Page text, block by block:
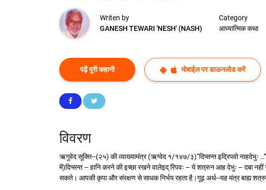
Writen by
GANESH TEWARI 'NESH' (NASH)
Category
आध्यात्मिक कथा
पढ़ें पूरी कहानी मोबाईल पर डाऊनलोड करें
विवरण
ऋगुवेद सूक्ति--(२५) की व्याख्यामंत्र (ऋग्वेद १/१४७/३)“दिप्सन्त इद्रिपवो
में)दिप्सन्त – हानि करने की इच्छा रखने वालेइद् रिपवः – ये शत्रुन आह देभुः – दबा
सकते। आपकी कृपा और संरक्षण से साधक निर्भय रहता है।गूढ़ अर्थ--यह मंत्र बाह्य